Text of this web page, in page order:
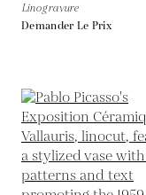
Linogravure
Demander Le Prix